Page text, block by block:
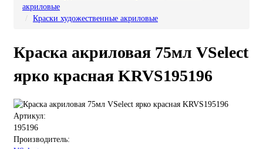
акриловые
Краски художественные акриловые
Краска акриловая 75мл VSelect
ярко красная KRVS195196
Артикул:
195196
Производитель: